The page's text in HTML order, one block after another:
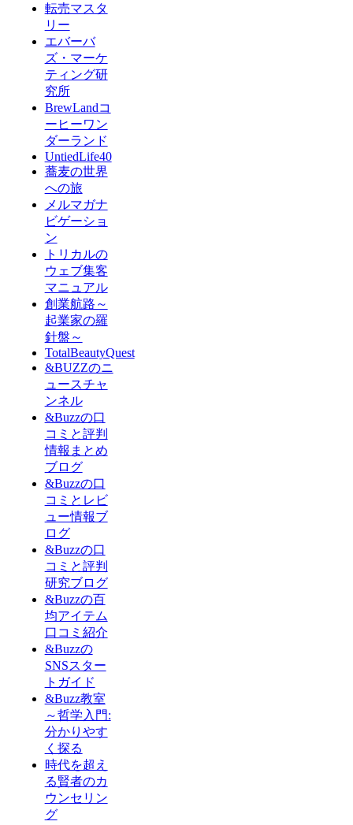
転売マスタ
リー
エバーバ
ズ・マーケ
ティング研
究所
BrewLandコ
ーヒーワン
ダーランド
UntiedLife40
蕎麦の世界
への旅
メルマガナ
ビゲーショ
ン
トリカルの
ウェブ集客
マニュアル
創業航路～
起業家の羅
針盤～
TotalBeautyQuest
&BUZZのニ
ュースチャ
ンネル
&Buzzの口
コミと評判
情報まとめ
ブログ
&Buzzの口
コミとレビ
ュー情報ブ
ログ
&Buzzの口
コミと評判
研究ブログ
&Buzzの百
均アイテム
口コミ紹介
&Buzzの
SNSスター
トガイド
&Buzz教室
～哲学入門:
分かりやす
く探る
時代を超え
る賢者のカ
ウンセリン
グ